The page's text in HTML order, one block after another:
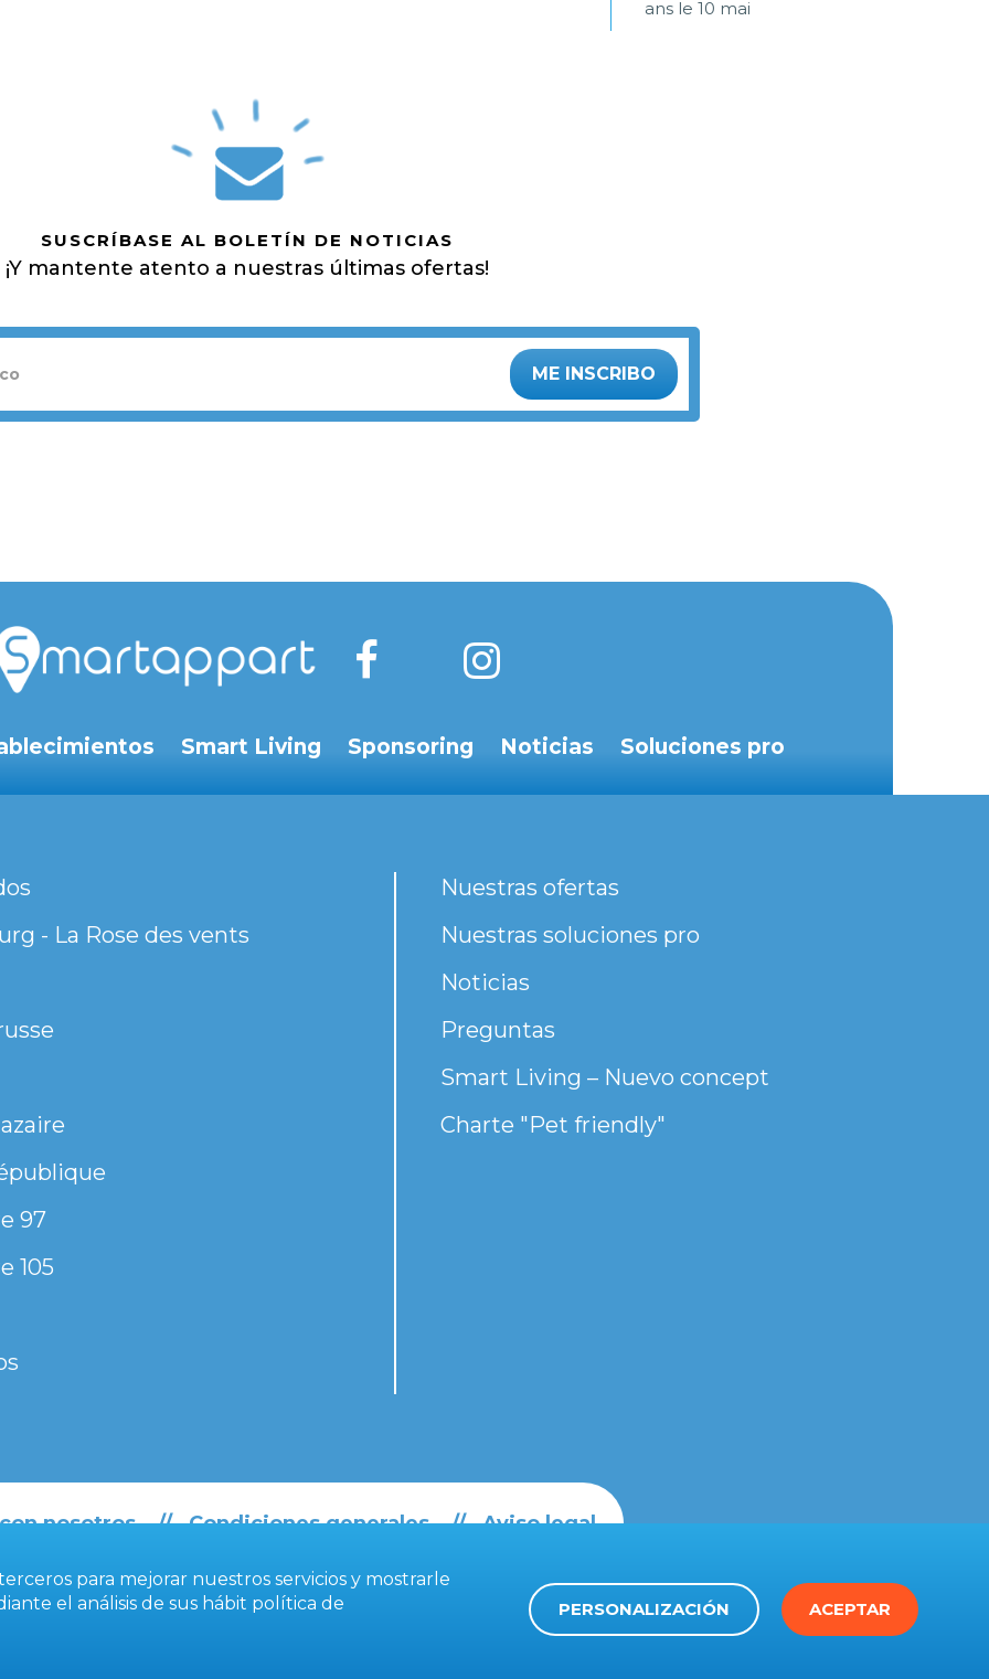
ans le 10 mai
SUSCRÍBASE AL BOLETÍN DE NOTICIAS
¡Y mantente atento a nuestras últimas ofertas!
ME INSCRIBO
Smart Living Sponsoring Noticias Soluciones pro
- La Rose des vents
97
105
Nuestras ofertas
Nuestras soluciones pro
Noticias
Preguntas
Smart Living – Nuevo concept
Charte "Pet friendly"
nosotros Condiciones generales Aviso legal
para mejorar nuestros servicios y mostrarle
el análisis de sus hábit política de PERSONALIZACIÓN ACEPTAR